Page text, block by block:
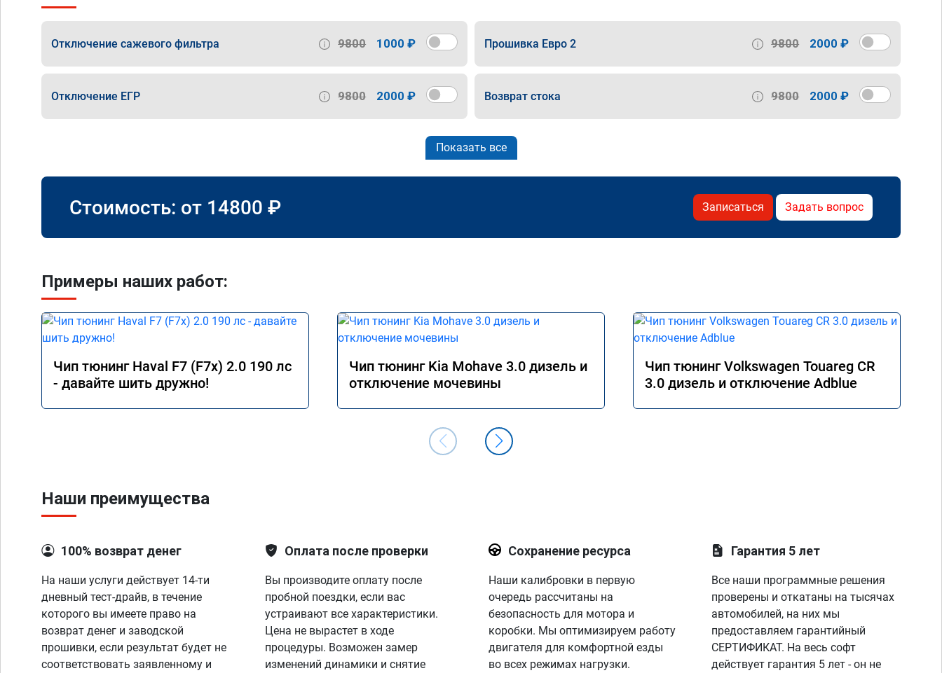
Отключение сажевого фильтра 9800 1000 ₽ Прошивка Евро 2 9800 2000 ₽
Отключение ЕГР 9800 2000 ₽ Возврат стока 9800 2000 ₽
Показать все
Стоимость: от 14800 ₽ Записаться Задать вопрос
Примеры наших работ:
Чип тюнинг Haval F7 (F7x) 2.0 190 лс
- давайте шить дружно!
Чип тюнинг Kia Mohave 3.0 дизель и
отключение мочевины
Чип тюнинг Volkswagen Touareg CR
3.0 дизель и отключение Adblue
Наши преимущества
100% возврат денег
На наши услуги действует 14-ти
дневный тест-драйв, в течение
которого вы имеете право на
возврат денег и заводской
прошивки, если результат будет не
соответствовать заявленному и
Оплата после проверки
Вы производите оплату после
пробной поездки, если вас
устраивают все характеристики.
Цена не вырастет в ходе
процедуры. Возможен замер
изменений динамики и снятие
Сохранение ресурса
Наши калибровки в первую
очередь рассчитаны на
безопасность для мотора и
коробки. Мы оптимизируем работу
двигателя для комфортной езды
во всех режимах нагрузки.
Гарантия 5 лет
Все наши программные решения
проверены и откатаны на тысячах
автомобилей, на них мы
предоставляем гарантийный
СЕРТИФИКАТ. На весь софт
действует гарантия 5 лет - он не